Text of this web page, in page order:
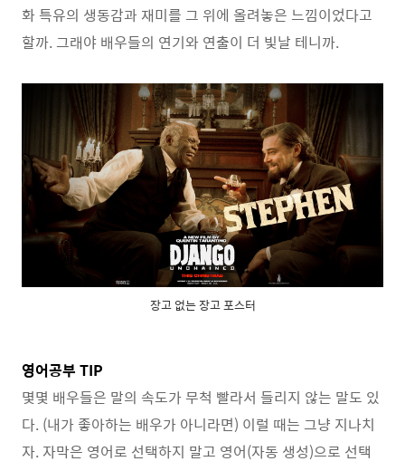
화 특유의 생동감과 재미를 그 위에 올려놓은 느낌이었다고
할까. 그래야 배우들의 연기와 연출이 더 빛날 테니까.
장고 없는 장고 포스터
영어공부 TIP
몇몇 배우들은 말의 속도가 무척 빨라서 들리지 않는 말도 있
다. (내가 좋아하는 배우가 아니라면) 이럴 때는 그냥 지나치
자. 자막은 영어로 선택하지 말고 영어(자동 생성)으로 선택